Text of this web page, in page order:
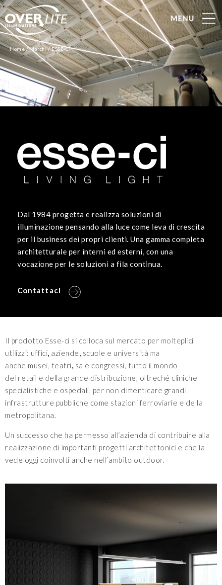
Home /Marchi / ESSE-CI
Dal 1984 progetta e realizza soluzioni di
illuminazione pensando alla luce come leva di crescita
per il business dei propri clienti. Una gamma completa
architetturale per interni ed esterni, con una
vocazione per le soluzioni a fila continua.
Contattaci
Il prodotto Esse-ci si colloca sul mercato per molteplici
utilizzi: uffici, aziende, scuole e università ma
anche musei, teatri, sale congressi, tutto il mondo
del retail e della grande distribuzione, oltreché cliniche
specialistiche e ospedali, per non dimenticare grandi
infrastrutture pubbliche come stazioni ferroviarie e della
metropolitana.
Un successo che ha permesso all’azienda di contribuire alla
realizzazione di importanti progetti architettonici e che la
vede oggi coinvolti anche nell’ambito outdoor.